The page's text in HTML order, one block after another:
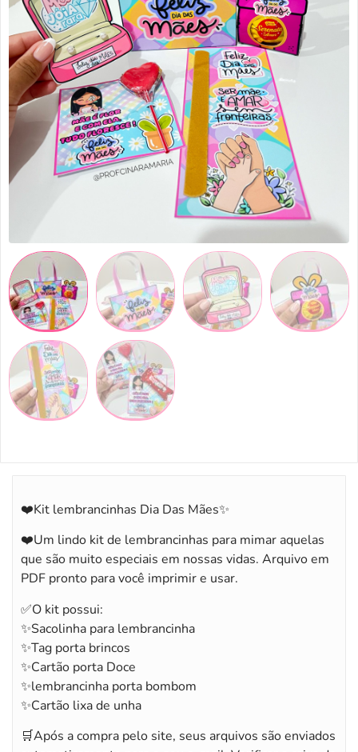
❤️Kit lembrancinhas Dia Das Mães✨
❤️Um lindo kit de lembrancinhas para mimar aquelas
que são muito especiais em nossas vidas. Arquivo em
PDF pronto para você imprimir e usar.
✅O kit possui:
✨Sacolinha para lembrancinha
✨Tag porta brincos
✨Cartão porta Doce
✨lembrancinha porta bombom
✨Cartão lixa de unha
🛒Após a compra pelo site, seus arquivos são enviados